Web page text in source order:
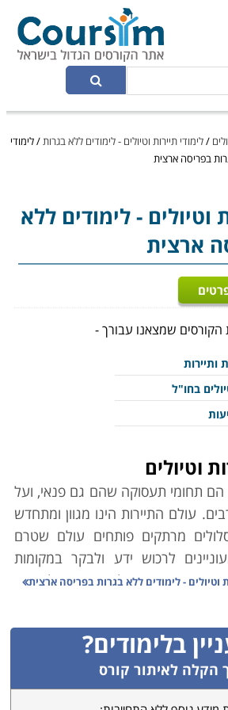
/לימודי תיירות וטיולים - לימודים ללא בגרות/לימודי
בפריסה ארצית
וטיולים - לימודים ללא
ארצית
שמצאנו עבורך -
ותיירות
בחו"ל
וטיולים
הם תחומי תעסוקה שהם גם פנאי, ועל
עולם התיירות הינו מגוון ומתחדש
מרתקים פותחים עולם שטרם
לרכוש ידע ולבקר במקומות
הארץ ובעולם הרי שלימודים
על מנת להבין ולפעול בצורה
בעולם המלונאות, התעופה,
וטיולים - לימודים ללא בגרות בפריסה ארצית
בלימודים?
הקלה לאיתור קורס